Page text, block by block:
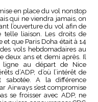
en place du vol nonstop
qui ne viendra jamais, on
l’ouverture du vol afin de
telle liaison. Les droits de
que Paris Doha était à 14
vols hebdomadaires au
deux ans et demi après. Il
ligne au départ de Nice
d’ADP, d’où l’intérêt de
A la différence
Airways s’est compromise
se froisser avec ADP, ne